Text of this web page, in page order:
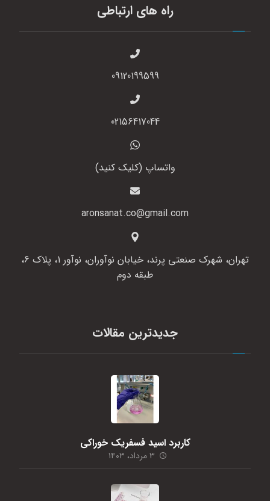
راه های ارتباطی
09120199599
02156417044
واتساپ (کلیک کنید)
aronsanat.co@gmail.com
تهران، شهرک صنعتی پرند، خیابان نوآوران، نوآور 1، پلاک 6،
طبقه دوم
جدیدترین مقالات
کاربرد اسید فسفریک خوراکی
۳ مرداد، ۱۴۰۳